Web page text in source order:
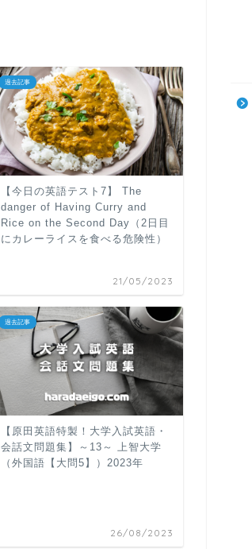
過去記事
【今日の英語テスト7】 The
danger of Having Curry and
Rice on the Second Day（2日目
にカレーライスを食べる危険性）
21/05/2023
過去記事
【原田英語特製！大学入試英語・
会話文問題集】～13～ 上智大学
（外国語【大問5】）2023年
26/08/2023